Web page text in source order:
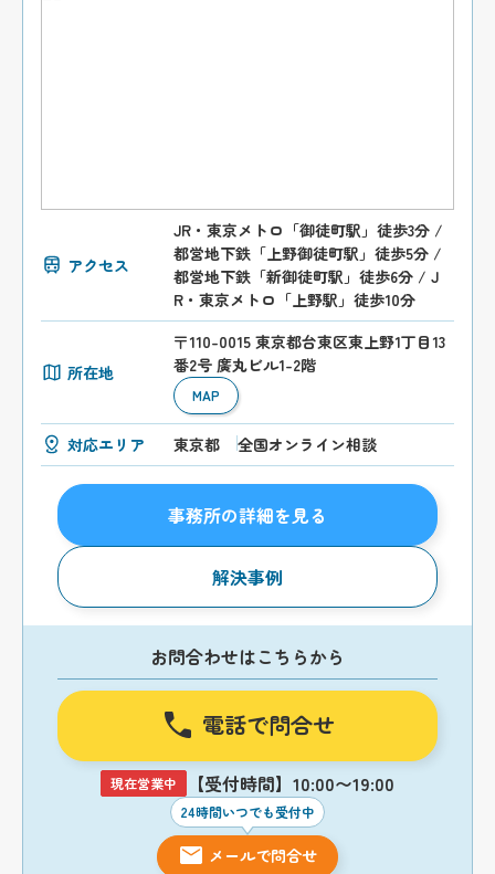
アクセス
JR・東京メトロ「御徒町駅」徒歩3分 /
都営地下鉄「上野御徒町駅」徒歩5分 /
都営地下鉄「新御徒町駅」徒歩6分 / J
R・東京メトロ「上野駅」徒歩10分
所在地
〒110-0015 東京都台東区東上野1丁目13
番2号 廣丸ビル1-2階
MAP
対応エリア 東京都 全国オンライン相談
事務所の詳細を見る
解決事例
お問合わせはこちらから
電話で問合せ
現在営業中 【受付時間】10:00〜19:00
24時間いつでも受付中
メールで問合せ